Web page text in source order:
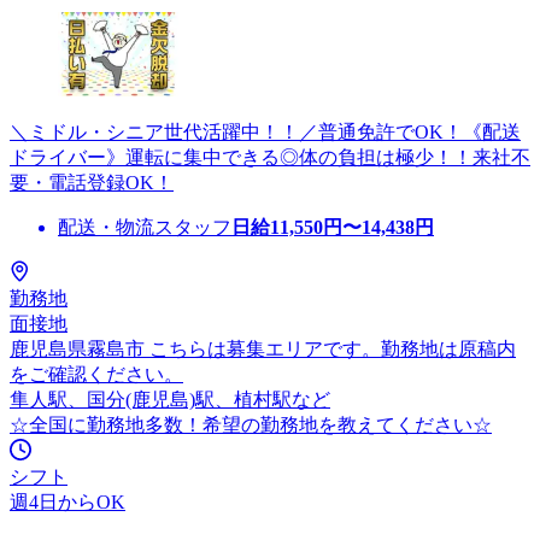
＼ミドル・シニア世代活躍中！！／普通免許でOK！《配送
ドライバー》運転に集中できる◎体の負担は極少！！来社不
要・電話登録OK！
配送・物流スタッフ 日給11,550円〜14,438円
勤務地
面接地
鹿児島県霧島市 こちらは募集エリアです。勤務地は原稿内
をご確認ください。
隼人駅、国分(鹿児島)駅、植村駅など
☆全国に勤務地多数！希望の勤務地を教えてください☆
シフト
週4日からOK